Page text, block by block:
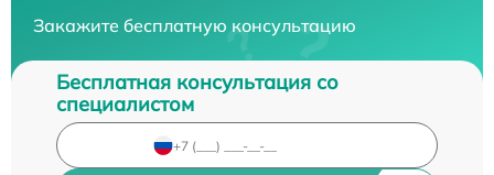
Закажите бесплатную консультацию
Бесплатная консультация со
специалистом